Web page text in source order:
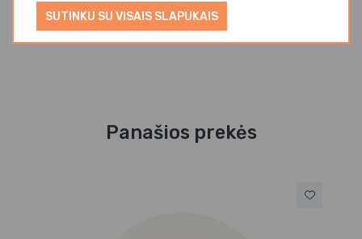
SUTINKU SU VISAIS SLAPUKAIS
Panašios prekės